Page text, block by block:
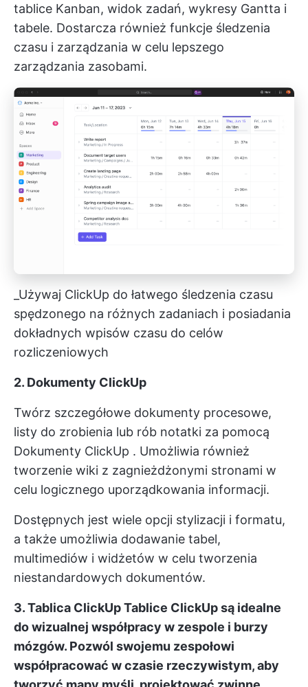
tablice Kanban, widok zadań, wykresy Gantta i
tabele. Dostarcza również funkcje śledzenia
czasu i zarządzania w celu lepszego
zarządzania zasobami.
_Używaj ClickUp do łatwego śledzenia czasu
spędzonego na różnych zadaniach i posiadania
dokładnych wpisów czasu do celów
rozliczeniowych
2. Dokumenty ClickUp
Twórz szczegółowe dokumenty procesowe,
listy do zrobienia lub rób notatki za pomocą
Dokumenty ClickUp . Umożliwia również
tworzenie wiki z zagnieżdżonymi stronami w
celu logicznego uporządkowania informacji.
Dostępnych jest wiele opcji stylizacji i formatu,
a także umożliwia dodawanie tabel,
multimediów i widżetów w celu tworzenia
niestandardowych dokumentów.
3. Tablica ClickUpTablice ClickUpsą idealne
do wizualnej współpracy w zespole i burzy
mózgów. Pozwól swojemu zespołowi
współpracować w czasie rzeczywistym, aby